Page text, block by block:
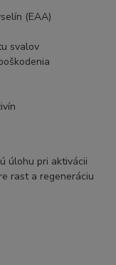
(EAA)
svalov
úlohu pri aktivácii
rast a regeneráciu